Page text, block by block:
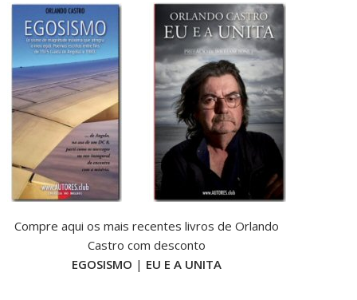
Compre aqui os mais recentes livros de Orlando
Castro com desconto
EGOSISMO | EU E A UNITA